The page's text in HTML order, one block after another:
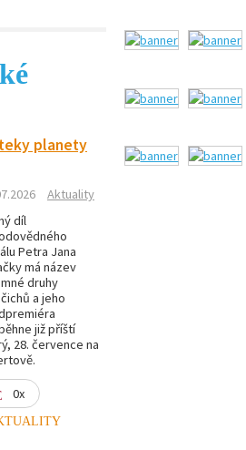
planety
Aktuality
díl
Petra Jana
má název
druhy
a jeho
již příští
28. července na
0x